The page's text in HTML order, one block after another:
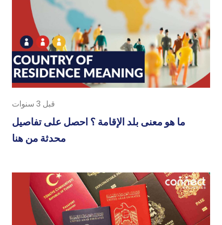
قبل 3 سنوات
ما هو معنى بلد الإقامة ؟ احصل على تفاصيل
محدثة من هنا